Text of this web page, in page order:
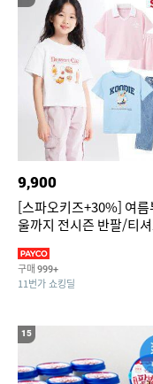
9,900
[스파오키즈+30%] 여름
울까지 전시즌 반팔/티
구매 999+
11번가 쇼킹딜
15